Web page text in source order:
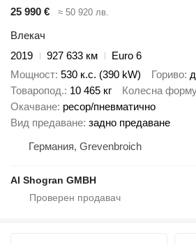
25 990 €
≈ 50 920 лв.
Влекач
2019
927 633 км
Euro 6
Мощност 530 к.с. (390 kW) Гориво
Товаропод. 10 465 кг Колесна
Окачване ресор/пневматично
Вид предаване задно предаване
Германия, Grevenbroich
Al Shogran GMBH